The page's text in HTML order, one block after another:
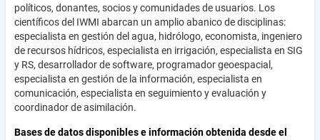
políticos, donantes, socios y comunidades de usuarios. Los
científicos del IWMI abarcan un amplio abanico de disciplinas:
especialista en gestión del agua, hidrólogo, economista, ingeniero
de recursos hídricos, especialista en irrigación, especialista en SIG
y RS, desarrollador de software, programador geoespacial,
especialista en gestión de la información, especialista en
comunicación, especialista en seguimiento y evaluación y
coordinador de asimilación.
Bases de datos disponibles e información obtenida desde el